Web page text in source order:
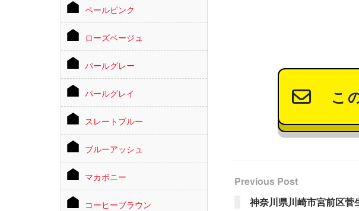
こ
Previous Post
神奈川県川崎市宮前区
ペールピンク
ローズベージュ
パールグレー
パールグレイ
スレートブルー
ブルーアッシュ
マカボニー
コーヒーブラウン